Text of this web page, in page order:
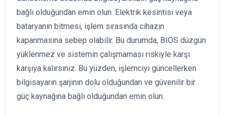
bağlı olduğundan emin olun. Elektrik kesintisi veya
bataryanın bitmesi, işlem sırasında cihazın
kapanmasına sebep olabilir. Bu durumda, BIOS düzgün
yüklenmez ve sistemin çalışmaması riskiyle karşı
karşıya kalırsınız. Bu yüzden, işlemciyi güncellerken
bilgisayarın şarjının dolu olduğundan ve güvenilir bir
güç kaynağına bağlı olduğundan emin olun.